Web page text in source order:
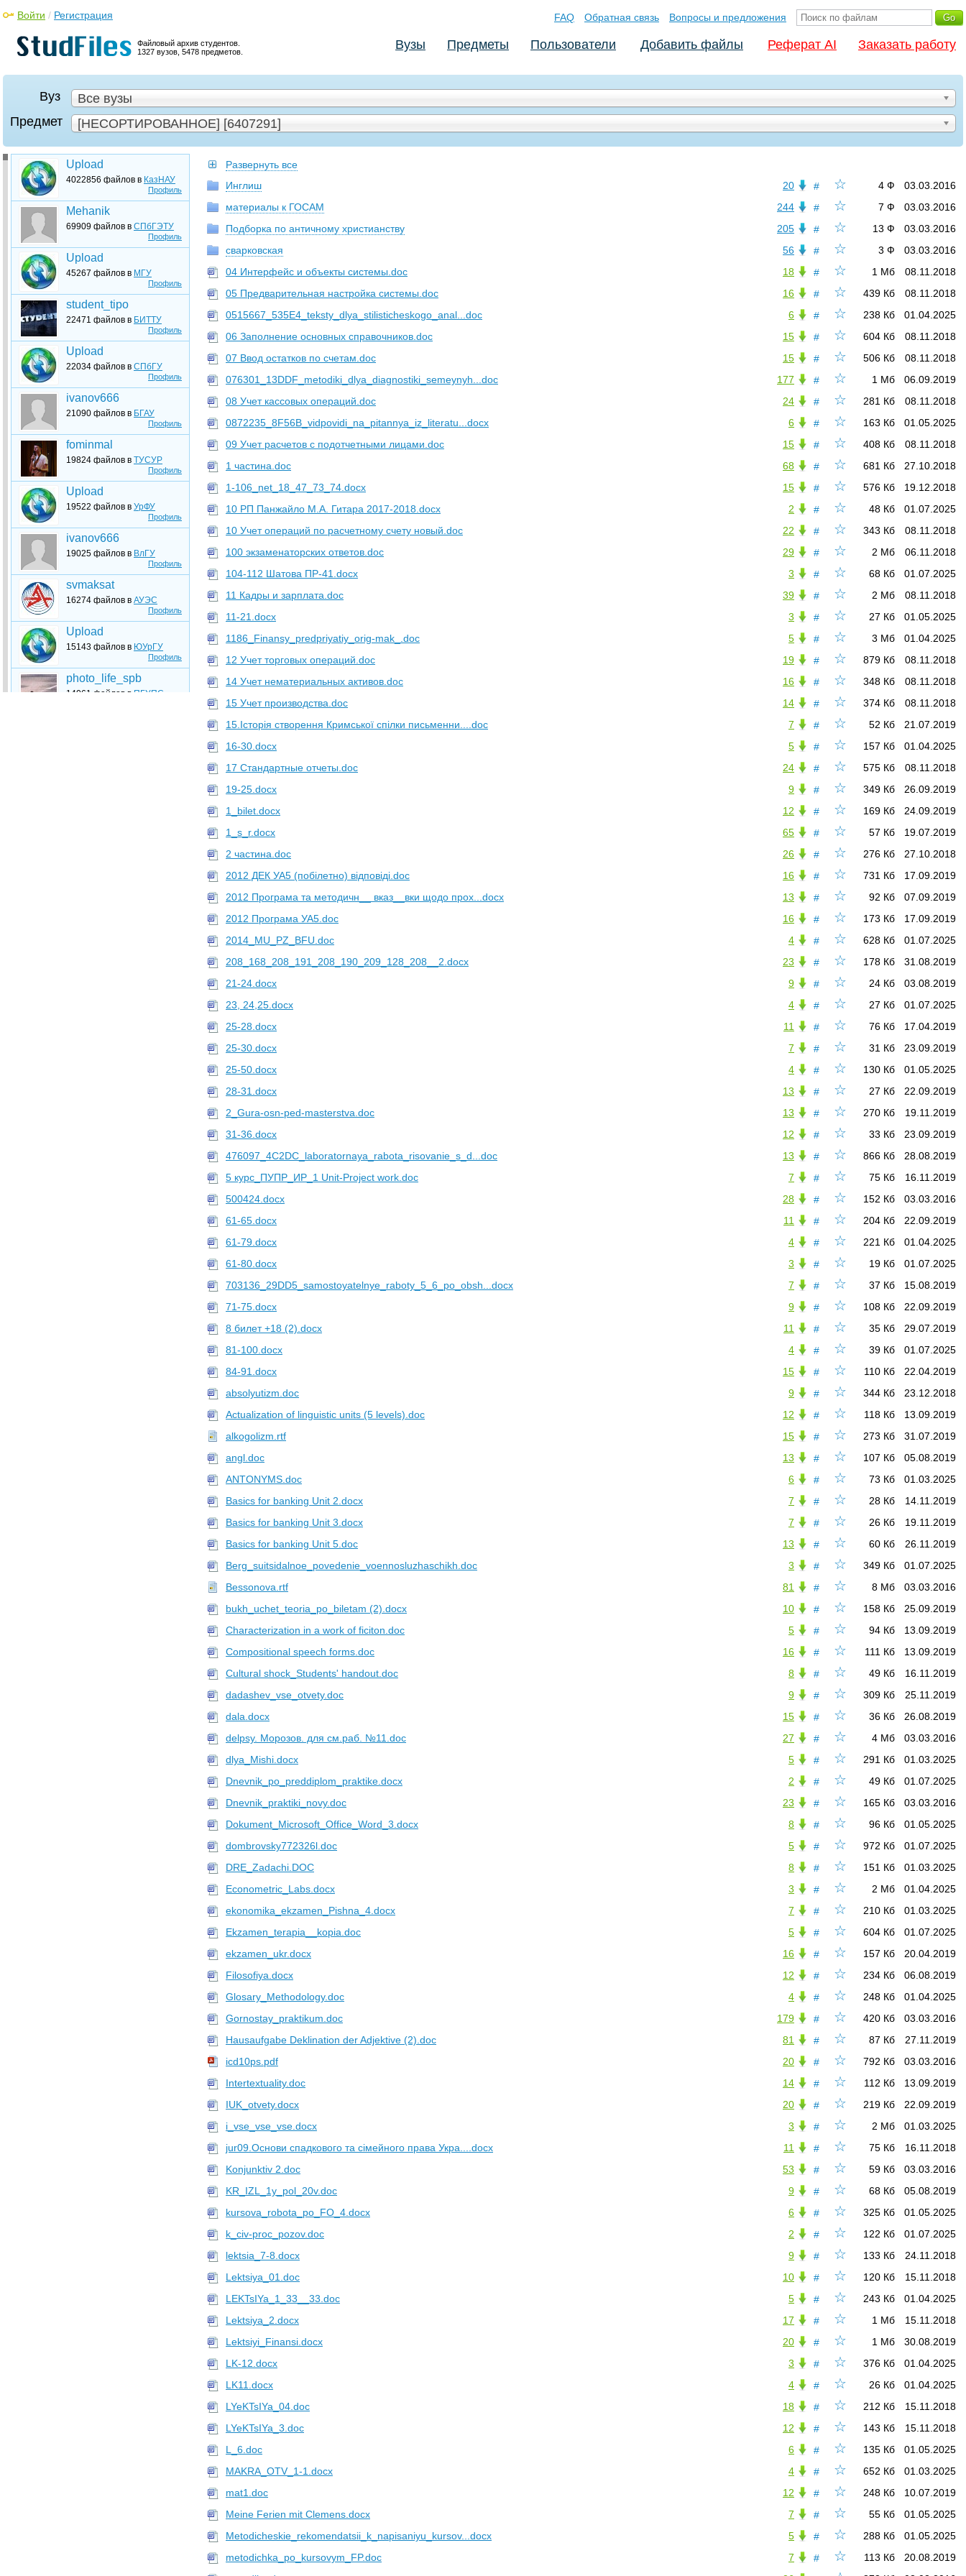
Файловый архив студентов.
1327 вузов, 5478 предметов.
Войти / Регистрация FAQ Обратная связь Вопросы и предложения
Вузы Предметы Пользователи Добавить файлы Реферат AI Заказать работу
Вуз
Все вузы
Предмет
[НЕСОРТИРОВАННОЕ] [6407291]
Профиль
Upload
4022856 файлов в КазНАУ
Профиль
Mehanik
69909 файлов в СПбГЭТУ
Профиль
Upload
45267 файлов в МГУ
Профиль
student_tipo
22471 файлов в БИТТУ
Профиль
Upload
22034 файлов в СПбГУ
Профиль
ivanov666
21090 файлов в БГАУ
Профиль
fominmal
19824 файлов в ТУСУР
Профиль
Upload
19522 файлов в УрФУ
Профиль
ivanov666
19025 файлов в ВлГУ
Профиль
svmaksat
16274 файлов в АУЭС
Профиль
Upload
15143 файлов в ЮУрГУ
photo_life_spb
14061 файлов в ПГУПС
Развернуть все
☆
# 03.03.2016
4 Ф
20
Инглиш
☆
# 03.03.2016
7 Ф
244
материалы к ГОСАМ
☆
# 03.03.2016
13 Ф
205
Подборка по античному христианству
☆
# 03.03.2016
3 Ф
56
сварковская
☆
# 08.11.2018
1 Мб
18
04 Интерфейс и объекты системы.doc
☆
# 08.11.2018
439 Кб
16
05 Предварительная настройка системы.doc
☆
# 01.04.2025
238 Кб
6
0515667_535E4_teksty_dlya_stilisticheskogo_anal...doc
☆
# 08.11.2018
604 Кб
15
06 Заполнение основных справочников.doc
☆
# 08.11.2018
506 Кб
15
07 Ввод остатков по счетам.doc
☆
# 06.09.2019
1 Мб
177
076301_13DDF_metodiki_dlya_diagnostiki_semeynyh...doc
☆
# 08.11.2018
281 Кб
24
08 Учет кассовых операций.doc
☆
# 01.05.2025
163 Кб
6
0872235_8F56B_vidpovidi_na_pitannya_iz_literatu...docx
☆
# 08.11.2018
408 Кб
15
09 Учет расчетов с подотчетными лицами.doc
☆
# 27.10.2018
681 Кб
68
1 частина.doc
☆
# 19.12.2018
576 Кб
15
1-106_net_18_47_73_74.docx
☆
# 01.07.2025
48 Кб
2
10 РП Панжайло М.А. Гитара 2017-2018.docx
☆
# 08.11.2018
343 Кб
22
10 Учет операций по расчетному счету новый.doc
☆
# 06.11.2018
2 Мб
29
100 экзаменаторских ответов.doc
☆
# 01.07.2025
68 Кб
3
104-112 Шатова ПР-41.docx
☆
# 08.11.2018
2 Мб
39
11 Кадры и зарплата.doc
☆
# 01.05.2025
27 Кб
3
11-21.docx
☆
# 01.04.2025
3 Мб
5
1186_Finansy_predpriyatiy_orig-mak_.doc
☆
# 08.11.2018
879 Кб
19
12 Учет торговых операций.doc
☆
# 08.11.2018
348 Кб
16
14 Учет нематериальных активов.doc
☆
# 08.11.2018
374 Кб
14
15 Учет производства.doc
☆
# 21.07.2019
52 Кб
7
15.Історія створення Кримської спілки письменни....doc
☆
# 01.04.2025
157 Кб
5
16-30.docx
☆
# 08.11.2018
575 Кб
24
17 Стандартные отчеты.doc
☆
# 26.09.2019
349 Кб
9
19-25.docx
☆
# 24.09.2019
169 Кб
12
1_bilet.docx
☆
# 19.07.2019
57 Кб
65
1_s_r.docx
☆
# 27.10.2018
276 Кб
26
2 частина.doc
☆
# 17.09.2019
731 Кб
16
2012 ДЕК УА5 (побілетно) відповіді.doc
☆
# 07.09.2019
92 Кб
13
2012 Програма та методичн__ вказ__вки щодо прох...docx
☆
# 17.09.2019
173 Кб
16
2012 Програма УА5.doc
☆
# 01.07.2025
628 Кб
4
2014_MU_PZ_BFU.doc
☆
# 31.08.2019
178 Кб
23
208_168_208_191_208_190_209_128_208__2.docx
☆
# 03.08.2019
24 Кб
9
21-24.docx
☆
# 01.07.2025
27 Кб
4
23, 24,25.docx
☆
# 17.04.2019
76 Кб
11
25-28.docx
☆
# 23.09.2019
31 Кб
7
25-30.docx
☆
# 01.05.2025
130 Кб
4
25-50.docx
☆
# 22.09.2019
27 Кб
13
28-31.docx
☆
# 19.11.2019
270 Кб
13
2_Gura-osn-ped-masterstva.doc
☆
# 23.09.2019
33 Кб
12
31-36.docx
☆
# 28.08.2019
866 Кб
13
476097_4C2DC_laboratornaya_rabota_risovanie_s_d...doc
☆
# 16.11.2019
75 Кб
7
5 курс_ПУПР_ИР_1 Unit-Project work.doc
☆
# 03.03.2016
152 Кб
28
500424.docx
☆
# 22.09.2019
204 Кб
11
61-65.docx
☆
# 01.04.2025
221 Кб
4
61-79.docx
☆
# 01.07.2025
19 Кб
3
61-80.docx
☆
# 15.08.2019
37 Кб
7
703136_29DD5_samostoyatelnye_raboty_5_6_po_obsh...docx
☆
# 22.09.2019
108 Кб
9
71-75.docx
☆
# 29.07.2019
35 Кб
11
8 билет +18 (2).docx
☆
# 01.07.2025
39 Кб
4
81-100.docx
☆
# 22.04.2019
110 Кб
15
84-91.docx
☆
# 23.12.2018
344 Кб
9
absolyutizm.doc
☆
# 13.09.2019
118 Кб
12
Actualization of linguistic units (5 levels).doc
☆
# 31.07.2019
273 Кб
15
alkogolizm.rtf
☆
# 05.08.2019
107 Кб
13
angl.doc
☆
# 01.03.2025
73 Кб
6
ANTONYMS.doc
☆
# 14.11.2019
28 Кб
7
Basics for banking Unit 2.docx
☆
# 19.11.2019
26 Кб
7
Basics for banking Unit 3.docx
☆
# 26.11.2019
60 Кб
13
Basics for banking Unit 5.doc
☆
# 01.07.2025
349 Кб
3
Berg_suitsidalnoe_povedenie_voennosluzhaschikh.doc
☆
# 03.03.2016
8 Мб
81
Bessonova.rtf
☆
# 25.09.2019
158 Кб
10
bukh_uchet_teoria_po_biletam (2).docx
☆
# 13.09.2019
94 Кб
5
Characterization in a work of ficiton.doc
☆
# 13.09.2019
111 Кб
16
Compositional speech forms.doc
☆
# 16.11.2019
49 Кб
8
Cultural shock_Students' handout.doc
☆
# 25.11.2019
309 Кб
9
dadashev_vse_otvety.doc
☆
# 26.08.2019
36 Кб
15
dala.docx
☆
# 03.03.2016
4 Мб
27
delpsy. Морозов. для см.раб. №11.doc
☆
# 01.03.2025
291 Кб
5
dlya_Mishi.docx
☆
# 01.07.2025
49 Кб
2
Dnevnik_po_preddiplom_praktike.docx
☆
# 03.03.2016
165 Кб
23
Dnevnik_praktiki_novy.doc
☆
# 01.05.2025
96 Кб
8
Dokument_Microsoft_Office_Word_3.docx
☆
# 01.07.2025
972 Кб
5
dombrovsky772326l.doc
☆
# 01.03.2025
151 Кб
8
DRE_Zadachi.DOC
☆
# 01.04.2025
2 Мб
3
Econometric_Labs.docx
☆
# 01.03.2025
210 Кб
7
ekonomika_ekzamen_Pishna_4.docx
☆
# 01.07.2025
604 Кб
5
Ekzamen_terapia__kopia.doc
☆
# 20.04.2019
157 Кб
16
ekzamen_ukr.docx
☆
# 06.08.2019
234 Кб
12
Filosofiya.docx
☆
# 01.04.2025
248 Кб
4
Glosary_Methodology.doc
☆
# 03.03.2016
420 Кб
179
Gornostay_praktikum.doc
☆
# 27.11.2019
87 Кб
81
Hausaufgabe Deklination der Adjektive (2).doc
☆
# 03.03.2016
792 Кб
20
icd10ps.pdf
☆
# 13.09.2019
112 Кб
14
Intertextuality.doc
☆
# 22.09.2019
219 Кб
20
IUK_otvety.docx
☆
# 01.03.2025
2 Мб
3
i_vse_vse_vse.docx
☆
# 16.11.2018
75 Кб
11
jur09.Основи спадкового та сімейного права Укра....docx
☆
# 03.03.2016
59 Кб
53
Konjunktiv 2.doc
☆
# 05.08.2019
68 Кб
9
KR_IZL_1y_pol_20v.doc
☆
# 01.05.2025
325 Кб
6
kursova_robota_po_FO_4.docx
☆
# 01.07.2025
122 Кб
2
k_civ-proc_pozov.doc
☆
# 24.11.2018
133 Кб
9
lektsia_7-8.docx
☆
# 15.11.2018
120 Кб
10
Lektsiya_01.doc
☆
# 01.04.2025
243 Кб
5
LEKTsIYa_1_33__33.doc
☆
# 15.11.2018
1 Мб
17
Lektsiya_2.docx
☆
# 30.08.2019
1 Мб
20
Lektsiyi_Finansi.docx
☆
# 01.04.2025
376 Кб
3
LK-12.docx
☆
# 01.04.2025
26 Кб
4
LK11.docx
☆
# 15.11.2018
212 Кб
18
LYeKTsIYa_04.doc
☆
# 15.11.2018
143 Кб
12
LYeKTsIYa_3.doc
☆
# 01.05.2025
135 Кб
6
L_6.doc
☆
# 01.03.2025
652 Кб
4
MAKRA_OTV_1-1.docx
☆
# 10.07.2019
248 Кб
12
mat1.doc
☆
# 01.05.2025
55 Кб
7
Meine Ferien mit Clemens.docx
☆
# 01.05.2025
288 Кб
5
Metodicheskie_rekomendatsii_k_napisaniyu_kursov...docx
☆
# 20.08.2019
113 Кб
7
metodichka_po_kursovym_FP.doc